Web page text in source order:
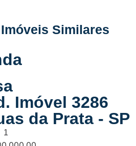
Imóveis Similares
Imóvel 3286
da Prata - SP
1